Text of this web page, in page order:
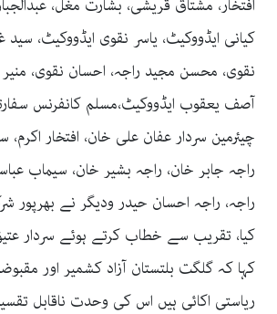
افتخار، مشتاق قریشی، بشارت مغل،
کیانی ایڈووکیٹ، یاسر نقوی ایڈووکیٹ،
نقوی، محسن مجید راجہ، احسان نقوی،
آصف یعقوب ایڈووکیٹ،مسلم کانفرنس
چیئرمین سردار عفان علی خان، افتخار اکرم،
راجہ جابر خان، راجہ بشیر خان، سیماب
راجہ، راجہ احسان حیدر ودیگر نے
کیا، تقریب سے خطاب کرتے ہوئے سردار
کہا کہ گلگت بلتستان آزاد کشمیر اور
ریاستی اکائی ہیں اس کی وحدت ناقابل